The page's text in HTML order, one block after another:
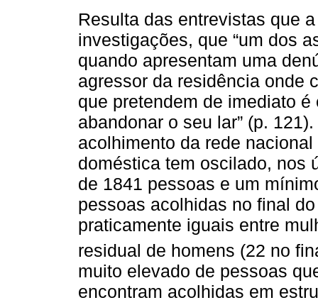
Resulta das entrevistas que
investigações, que “um dos
quando apresentam uma
agressor da residência onde
que pretendem de imediato
abandonar o seu lar” (p.
acolhimento da rede
doméstica tem oscilado, nos
de 1841 pessoas e um
pessoas acolhidas no final
praticamente iguais entre
residual de homens (22 no
muito elevado de pessoas
encontram acolhidas em